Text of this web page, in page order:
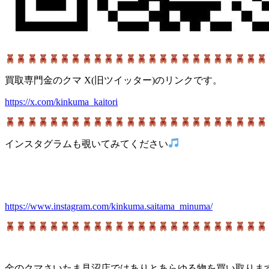
買取専門金のクマ X(旧ツイッター)のリンクです。
https://x.com/kinkuma_kaitori
インスタグラムも覗いてみてください
https://www.instagram.com/kinkuma.saitama_minuma/